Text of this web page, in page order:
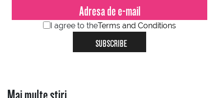
I agree to theTerms and Conditions
SUBSCRIBE
Mai multe stiri